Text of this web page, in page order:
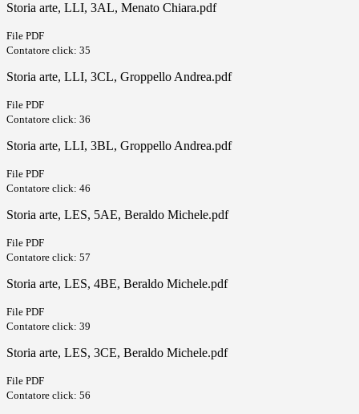
Storia arte, LLI, 3AL, Menato Chiara.pdf
File PDF
Contatore click: 35
Storia arte, LLI, 3CL, Groppello Andrea.pdf
File PDF
Contatore click: 36
Storia arte, LLI, 3BL, Groppello Andrea.pdf
File PDF
Contatore click: 46
Storia arte, LES, 5AE, Beraldo Michele.pdf
File PDF
Contatore click: 57
Storia arte, LES, 4BE, Beraldo Michele.pdf
File PDF
Contatore click: 39
Storia arte, LES, 3CE, Beraldo Michele.pdf
File PDF
Contatore click: 56